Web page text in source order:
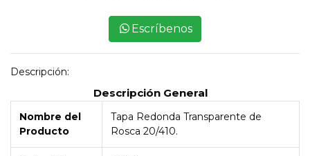
Escríbenos
Descripción:
Descripción General
Nombre del
Producto
Tapa Redonda Transparente de
Rosca 20/410.